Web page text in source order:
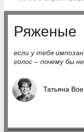
Ряженые
если у тебя
голос – почему бы
Татьяна